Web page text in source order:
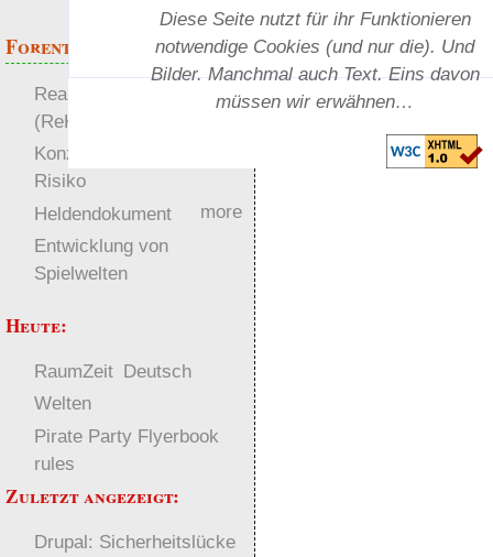
Diese Seite nutzt für ihr Funktionieren
notwendige Cookies (und nur die). Und
Bilder. Manchmal auch Text. Eins davon
müssen wir erwähnen…
Forenthemen
Realistische Kämpfe
(ReKa)
Konzept für Schwächen:
Risiko
Heldendokument
Entwicklung von
Spielwelten
more
Heute:
RaumZeit Deutsch
Welten
Pirate Party Flyerbook
rules
Zuletzt angezeigt:
Drupal: Sicherheitslücke